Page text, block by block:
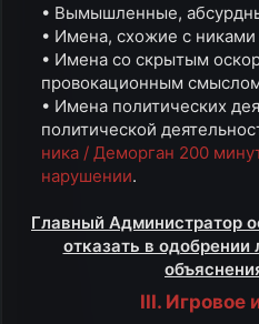
• Вымышленные,
• Имена, схожие с
• Имена со скрытым
провокационным
• Имена политических
политической
ника / Деморган 200
нарушении.​
Главный Администратор
отказать в
III. Игровое